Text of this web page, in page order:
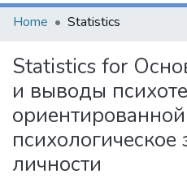
Communities & Collections
Home Statistics
Statistics for
и выводы
психологическое
личности